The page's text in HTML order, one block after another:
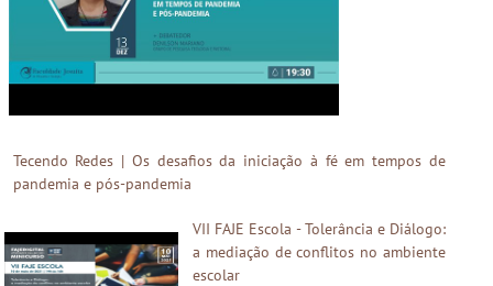
Tecendo Redes | Os desafios da iniciação à fé em tempos de
pandemia e pós-pandemia
VII FAJE Escola - Tolerância e Diálogo:
a mediação de conflitos no ambiente
escolar